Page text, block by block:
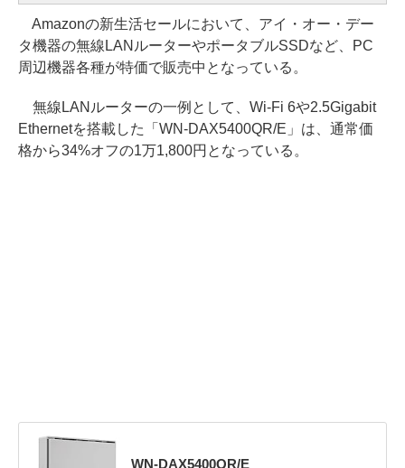
Amazonの新生活セールにおいて、アイ・オー・デー
タ機器の無線LANルーターやポータブルSSDなど、PC
周辺機器各種が特価で販売中となっている。
無線LANルーターの一例として、Wi-Fi 6や2.5Gigabit
Ethernetを搭載した「WN-DAX5400QR/E」は、通常価
格から34%オフの1万1,800円となっている。
WN-DAX5400QR/E